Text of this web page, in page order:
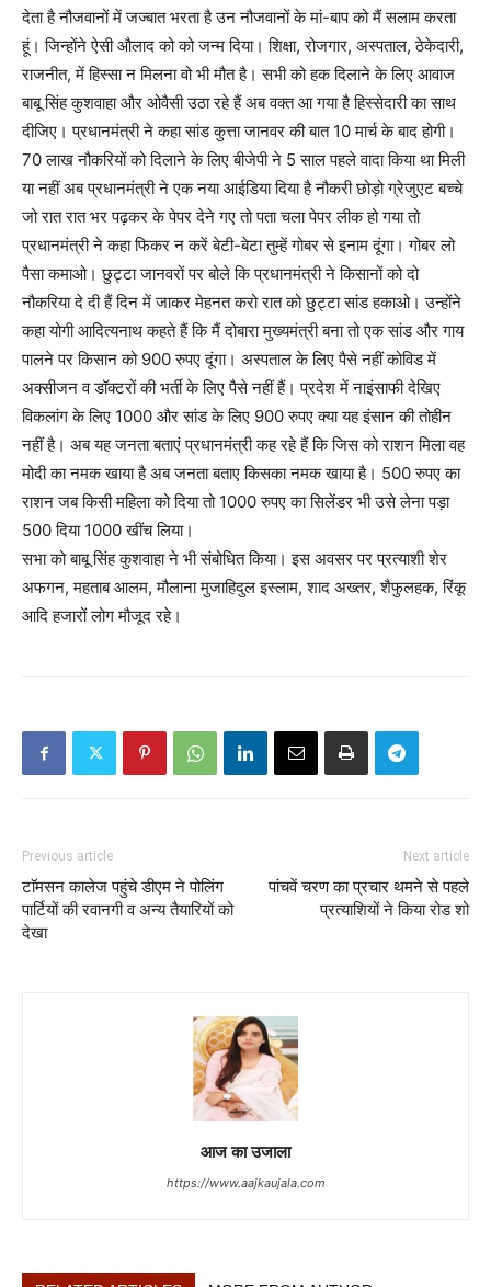
देता है नौजवानों में जज्बात भरता है उन नौजवानों के मां-बाप को मैं सलाम करता
हूं। जिन्होंने ऐसी औलाद को को जन्म दिया। शिक्षा, रोजगार, अस्पताल, ठेकेदारी,
राजनीत, में हिस्सा न मिलना वो भी मौत है। सभी को हक दिलाने के लिए आवाज
बाबू सिंह कुशवाहा और ओवैसी उठा रहे हैं अब वक्त आ गया है हिस्सेदारी का साथ
दीजिए। प्रधानमंत्री ने कहा सांड कुत्ता जानवर की बात 10 मार्च के बाद होगी।
70 लाख नौकरियों को दिलाने के लिए बीजेपी ने 5 साल पहले वादा किया था मिली
या नहीं अब प्रधानमंत्री ने एक नया आईडिया दिया है नौकरी छोड़ो ग्रेजुएट बच्चे
जो रात रात भर पढ़कर के पेपर देने गए तो पता चला पेपर लीक हो गया तो
प्रधानमंत्री ने कहा फिकर न करें बेटी-बेटा तुम्हें गोबर से इनाम दूंगा। गोबर लो
पैसा कमाओ। छुट्टा जानवरों पर बोले कि प्रधानमंत्री ने किसानों को दो
नौकरिया दे दी हैं दिन में जाकर मेहनत करो रात को छुट्टा सांड हकाओ। उन्होंने
कहा योगी आदित्यनाथ कहते हैं कि मैं दोबारा मुख्यमंत्री बना तो एक सांड और गाय
पालने पर किसान को 900 रुपए दूंगा। अस्पताल के लिए पैसे नहीं कोविड में
अक्सीजन व डॉक्टरों की भर्ती के लिए पैसे नहीं हैं। प्रदेश में नाइंसाफी देखिए
विकलांग के लिए 1000 और सांड के लिए 900 रुपए क्या यह इंसान की तोहीन
नहीं है। अब यह जनता बताएं प्रधानमंत्री कह रहे हैं कि जिस को राशन मिला वह
मोदी का नमक खाया है अब जनता बताए किसका नमक खाया है। 500 रुपए का
राशन जब किसी महिला को दिया तो 1000 रुपए का सिलेंडर भी उसे लेना पड़ा
500 दिया 1000 खींच लिया।
सभा को बाबू सिंह कुशवाहा ने भी संबोधित किया। इस अवसर पर प्रत्याशी शेर
अफगन, महताब आलम, मौलाना मुजाहिदुल इस्लाम, शाद अख्तर, शैफुलहक, रिंकू
आदि हजारों लोग मौजूद रहे।
Previous article
टाॅमसन कालेज पहुंचे डीएम ने पोलिंग
पार्टियों की रवानगी व अन्य तैयारियों को
देखा
Next article
पांचवें चरण का प्रचार थमने से पहले
प्रत्याशियों ने किया रोड शो
आज का उजाला
https://www.aajkaujala.com